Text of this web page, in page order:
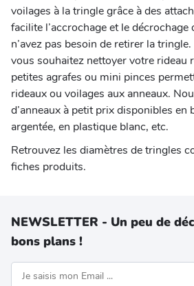
voilages à la tringle grâce à des
facilite l’accrochage et le décrochage
n’avez pas besoin de retirer la tringle.
vous souhaitez nettoyer votre rideau
petites agrafes ou mini pinces
rideaux ou voilages aux anneaux.
d’anneaux à petit prix disponibles en
argentée, en plastique blanc, etc.
Retrouvez les diamètres de tringles
fiches produits.
NEWSLETTER - Un peu de
bons plans !